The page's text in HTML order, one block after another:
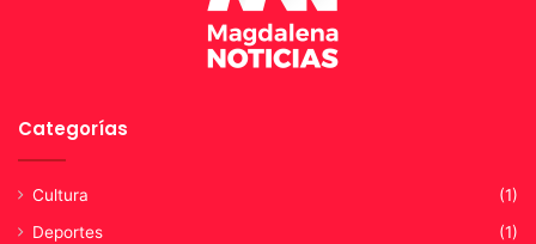
Categorías
Cultura
(1)
Deportes
(1)